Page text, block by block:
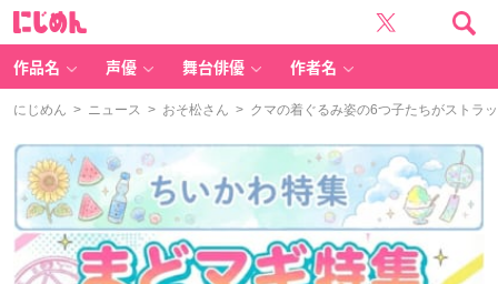
作品名 声優 舞台俳優 作者名
にじめん > ニュース > おそ松さん > クマの着ぐるみ姿の6つ子たちがストラ